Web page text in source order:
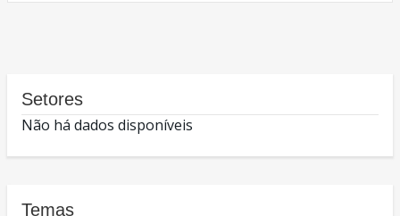
Setores
Não há dados disponíveis
Temas